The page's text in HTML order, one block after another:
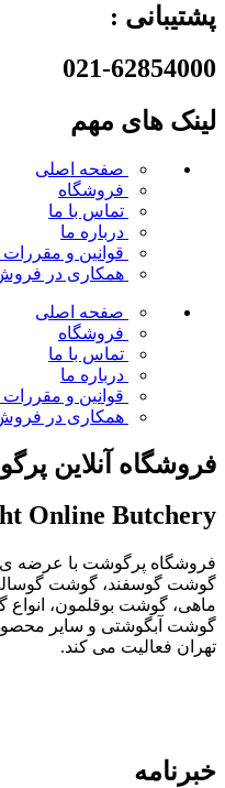
پشتیبانی :
021-62854000
لینک های مهم
صفحه اصلی
فروشگاه
تماس با ما
درباره ما
قوانین و مقررات
همکاری در
صفحه اصلی
فروشگاه
تماس با ما
درباره ما
قوانین و مقررات
همکاری در
فروشگاه آنلاین
Online Butchery
فروشگاه پرگوشت با عرضه ی
گوشت گوسفند، گوشت
ماهی، گوشت بوقلمون،
گوشت آبگوشتی و سایر
تهران فعالیت می کند.
خبرنامه